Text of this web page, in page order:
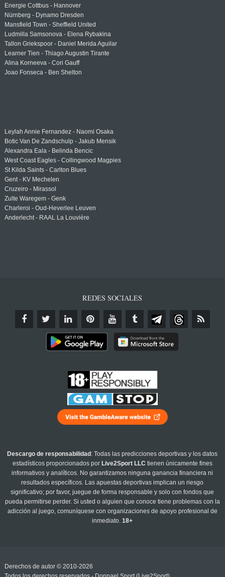
Energie Cottbus - Hannover
Nürnberg - Dynamo Dresden
Mansfield Town - Sheffield United
Ludmilla Samsonova - Elena Rybakina
Tallon Griekspoor - Daniel Merida Aguilar
Learner Tien - Thiago Augustin Tirante
Alina Korneeva - Cori Gauff
Joao Fonseca - Ben Shelton
Leylah Annie Fernandez - Naomi Osaka
Botic Van De Zandschulp - Jakub Mensik
Alexandra Eala - Belinda Bencic
West Coast Eagles - Collingwood Magpies
St Kilda Saints - Carlton Blues
Gent - KV Mechelen
Cruzeiro - Mirassol
Zulte Waregem - Genk
Charleroi - Oud-Heverlee Leuven
Anderlecht - RAAL La Louvière
REDES SOCIALES
Descargo de responsabilidad : Todas las predicciones deportivas y los datos
estadísticos proporcionados por Live2Sport LLC tienen únicamente fines
informativos y analíticos. No garantizamos ninguna ganancia financiera ni
resultados específicos. Las apuestas deportivas implican un riesgo
significativo; por favor, juegue de forma responsable y solo con fondos que
pueda permitirse perder. Si usted o alguien que conoce tiene problemas con la
adicción al juego, comuníquese con organizaciones de apoyo profesional de
inmediato.18+
Derechos de autor © 2010-2026